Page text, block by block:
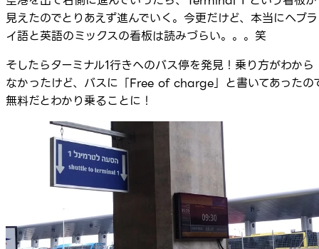
見えたのでとりあえず進んでいく。今更だけど、本当にヘブラ
イ語と英語のミックスの看板は読みづらい。。。笑
そしたらターミナル1行きへのバス停を発見！乗り方がわから
なかったけど、バスに「Free of charge」と書いてあったの
無料だとわかり乗ることに！